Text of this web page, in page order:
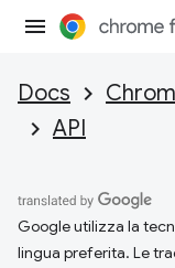
Docs
API
Google utilizza la
lingua preferita. Le